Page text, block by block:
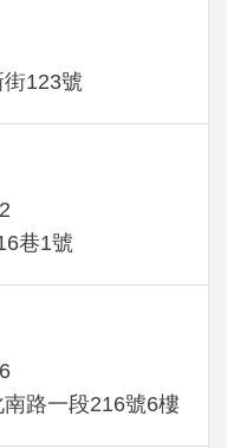
123號
巷1號
路一段216號6樓